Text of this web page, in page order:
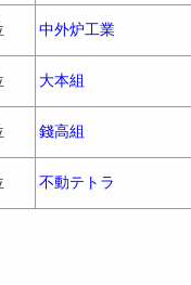
中外炉工業
大本組
錢高組
不動テトラ